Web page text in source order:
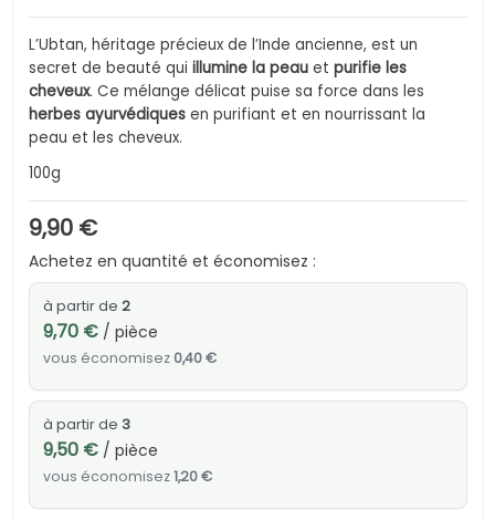
L’Ubtan, héritage précieux de l’Inde ancienne, est un
secret de beauté qui illumine la peauet purifie les
cheveux. Ce mélange délicat puise sa force dans les
herbes ayurvédiquesen purifiant et en nourrissant la
peau et les cheveux.
100g
9,90 €
Achetez en quantité et économisez :
à partir de 2
9,70 €/ pièce
vous économisez 0,40 €
à partir de 3
9,50 €/ pièce
vous économisez1,20 €